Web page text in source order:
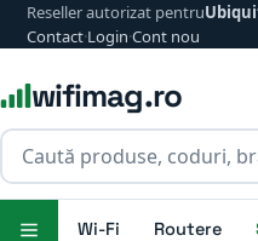
Reseller autorizat pentru
Contact·Login·Cont nou
wifimag.ro
Wi-Fi Routere